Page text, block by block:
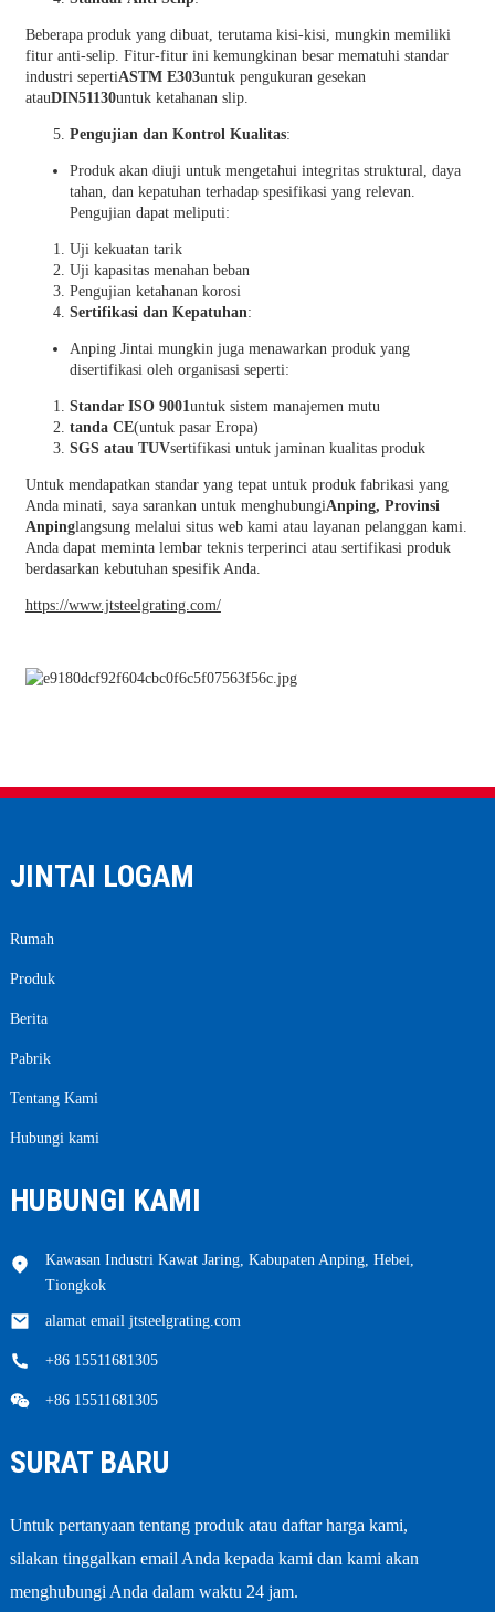
Beberapa produk yang dibuat, terutama kisi-kisi, mungkin memiliki
fitur anti-selip. Fitur-fitur ini kemungkinan besar mematuhi standar
industri sepertiASTM E303untuk pengukuran gesekan
atauDIN51130untuk ketahanan slip.
Pengujian dan Kontrol Kualitas:
Produk akan diuji untuk mengetahui integritas struktural, daya
tahan, dan kepatuhan terhadap spesifikasi yang relevan.
Pengujian dapat meliputi:
Uji kekuatan tarik
Uji kapasitas menahan beban
Pengujian ketahanan korosi
Sertifikasi dan Kepatuhan:
Anping Jintai mungkin juga menawarkan produk yang
disertifikasi oleh organisasi seperti:
Standar ISO 9001 untuk sistem manajemen mutu
tanda CE(untuk pasar Eropa)
SGS atau TUVsertifikasi untuk jaminan kualitas produk
Untuk mendapatkan standar yang tepat untuk produk fabrikasi yang
Anda minati, saya sarankan untuk menghubungiAnping, Provinsi
Anpinglangsung melalui situs web kami atau layanan pelanggan kami.
Anda dapat meminta lembar teknis terperinci atau sertifikasi produk
berdasarkan kebutuhan spesifik Anda.
https://www.jtsteelgrating.com/
JINTAI LOGAM
Rumah
Produk
Berita
Pabrik
Tentang Kami
Hubungi kami
HUBUNGI KAMI
Kawasan Industri Kawat Jaring, Kabupaten Anping, Hebei,
Tiongkok
alamat email jtsteelgrating.com
+86 15511681305
+86 15511681305
SURAT BARU
Untuk pertanyaan tentang produk atau daftar harga kami,
silakan tinggalkan email Anda kepada kami dan kami akan
menghubungi Anda dalam waktu 24 jam.